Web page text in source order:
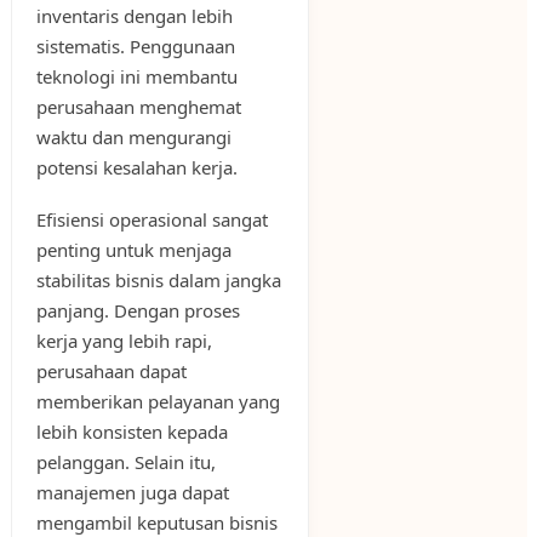
inventaris dengan lebih
sistematis. Penggunaan
teknologi ini membantu
perusahaan menghemat
waktu dan mengurangi
potensi kesalahan kerja.
Efisiensi operasional sangat
penting untuk menjaga
stabilitas bisnis dalam jangka
panjang. Dengan proses
kerja yang lebih rapi,
perusahaan dapat
memberikan pelayanan yang
lebih konsisten kepada
pelanggan. Selain itu,
manajemen juga dapat
mengambil keputusan bisnis